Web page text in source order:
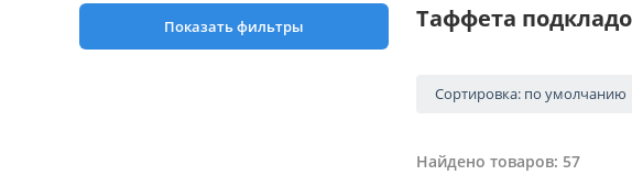
Показать фильтры Таффета
Сортировка: по умолчанию
Найдено товаров: 57